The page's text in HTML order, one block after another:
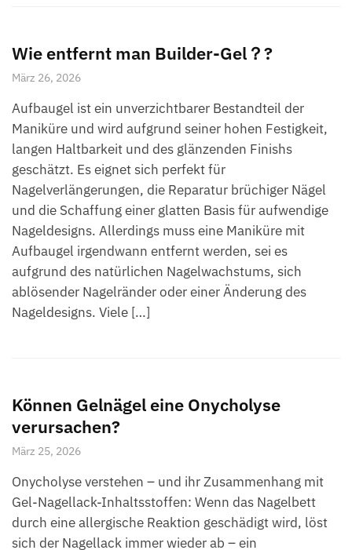
Wie entfernt man Builder-Gel？?
März 26, 2026
Aufbaugel ist ein unverzichtbarer Bestandteil der
Maniküre und wird aufgrund seiner hohen Festigkeit,
langen Haltbarkeit und des glänzenden Finishs
geschätzt. Es eignet sich perfekt für
Nagelverlängerungen, die Reparatur brüchiger Nägel
und die Schaffung einer glatten Basis für aufwendige
Nageldesigns. Allerdings muss eine Maniküre mit
Aufbaugel irgendwann entfernt werden, sei es
aufgrund des natürlichen Nagelwachstums, sich
ablösender Nagelränder oder einer Änderung des
Nageldesigns. Viele […]
Können Gelnägel eine Onycholyse
verursachen?
März 25, 2026
Onycholyse verstehen – und ihr Zusammenhang mit
Gel-Nagellack-Inhaltsstoffen: Wenn das Nagelbett
durch eine allergische Reaktion geschädigt wird, löst
sich der Nagellack immer wieder ab – ein